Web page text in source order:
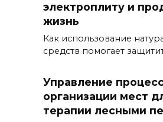
электроплиту и
жизнь
Как использование
средств помогает
Управление
организации мест
терапии лесными